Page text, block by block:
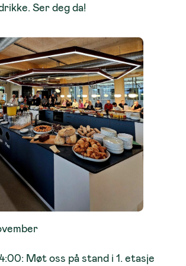
Ser deg da!
Møt oss på stand i 1. etasje